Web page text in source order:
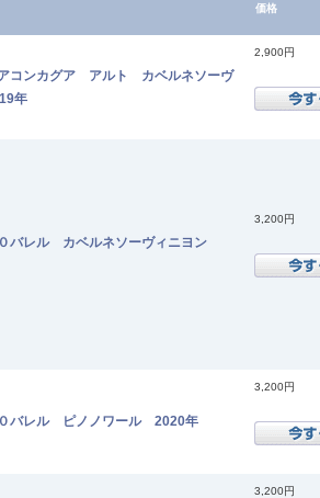
価格
コンカグア アルト カベルネソーヴ
年
2,900円
バレル カベルネソーヴィニヨン
3,200円
バレル ピノノワール 2020年
3,200円
3,200円